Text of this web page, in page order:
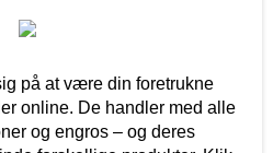
på at være din foretrukne
online. De handler med alle
og engros – og deres